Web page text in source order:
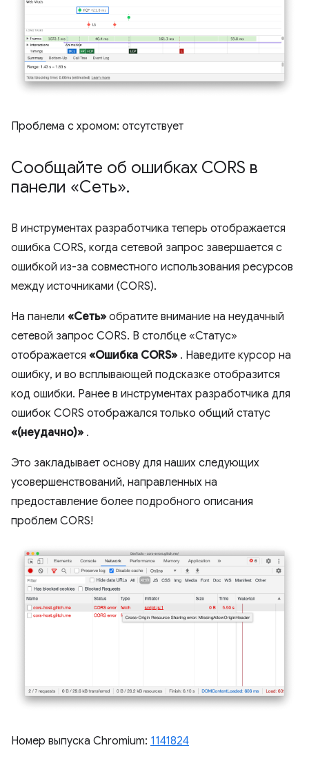
Проблема с хромом: отсутствует
Сообщайте об ошибках CORS в
панели «Сеть».
В инструментах разработчика теперь отображается
ошибка CORS, когда сетевой запрос завершается с
ошибкой из-за совместного использования ресурсов
между источниками (CORS).
На панели «Сеть» обратите внимание на неудачный
сетевой запрос CORS. В столбце «Статус»
отображается «Ошибка CORS» . Наведите курсор на
ошибку, и во всплывающей подсказке отобразится
код ошибки. Ранее в инструментах разработчика для
ошибок CORS отображался только общий статус
«(неудачно)» .
Это закладывает основу для наших следующих
усовершенствований, направленных на
предоставление более подробного описания
проблем CORS!
Номер выпуска Chromium: 1141824